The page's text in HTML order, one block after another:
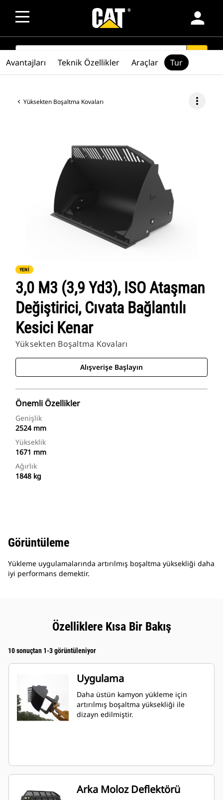
person
SEARCH
Yüksekten Boşaltma Kovaları more_vert
YENİ
3,0 M3 (3,9 Yd3), ISO Ataşman
Değiştirici, Cıvata Bağlantılı
Kesici Kenar
Yüksekten Boşaltma Kovaları
Alışverişe Başlayın
Önemli Özellikler
Genişlik
2524 mm
Yükseklik
1671 mm
Ağırlık
1848 kg
Avantajları Teknik Özellikler Araçlar Tur
Görüntüleme
Yükleme uygulamalarında artırılmış boşaltma yüksekliği daha
iyi performans demektir.
Özelliklere Kısa Bir Bakış
10 sonuçtan 1-3 görüntüleniyor
Uygulama
Daha üstün kamyon yükleme için
artırılmış boşaltma yüksekliği ile
dizayn edilmiştir.
Arka Moloz Deflektörü